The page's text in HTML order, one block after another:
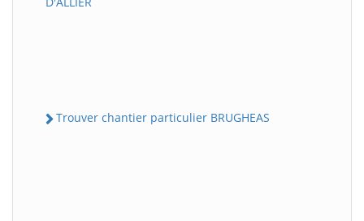
Trouver chantier particulier BRUGHEAS